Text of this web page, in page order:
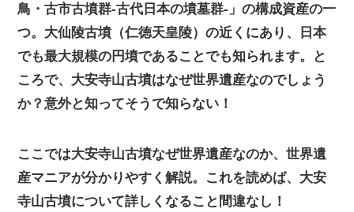
鳥・古市古墳群-古代日本の墳墓群-」の構成資産の一
つ。大仙陵古墳（仁徳天皇陵）の近くにあり、日本
でも最大規模の円墳であることでも知られます。と
ころで、大安寺山古墳はなぜ世界遺産なのでしょう
か？意外と知ってそうで知らない！
ここでは大安寺山古墳なぜ世界遺産なのか、世界遺
産マニアが分かりやすく解説。これを読めば、大安
寺山古墳について詳しくなること間違なし！